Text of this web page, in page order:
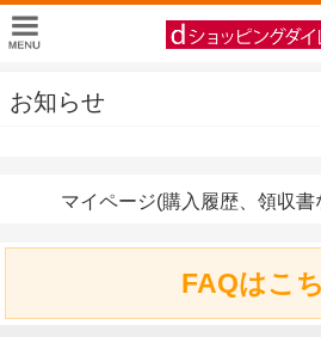
お知らせ
マイページ(購入履歴、領収書
FAQはこ